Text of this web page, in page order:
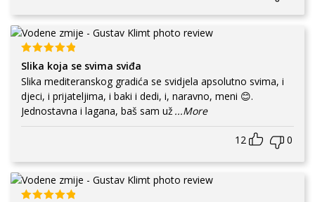
Slika koja se svima sviđa
Slika mediteranskog gradića se svidjela apsolutno svima, i
djeci, i prijateljima, i baki i dedi, i, naravno, meni 😊.
Jednostavna i lagana, baš sam už ...More
12 0